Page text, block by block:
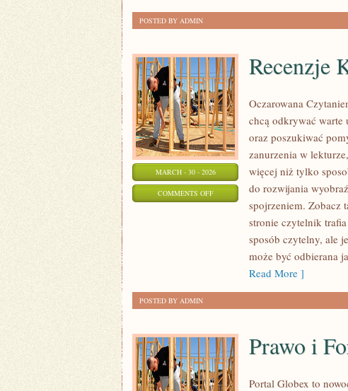
POSTED BY ADMIN
MARCH - 30 - 2026
COMMENTS OFFON
Recenzje
Oczarowana
chcą odkrywać warte
oraz poszukiwać
zanurzenia w
więcej niż tylko
do rozwijania
spojrzeniem. Zobacz
stronie czytelnik
sposób czytelny, ale
może być odbierana
Read More ]
POSTED BY ADMIN
Prawo i
Portal Globex to